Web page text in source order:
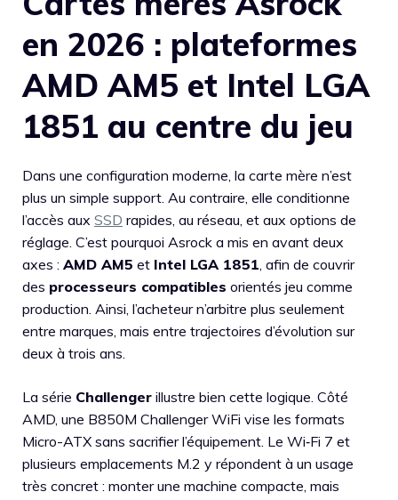
en 2026 : plateformes
AMD AM5 et Intel LGA
1851 au centre du jeu
Dans une configuration moderne, la carte mère n’est
plus un simple support. Au contraire, elle conditionne
l’accès aux SSD rapides, au réseau, et aux options de
réglage. C’est pourquoi Asrock a mis en avant deux
axes : AMD AM5 et Intel LGA 1851, afin de couvrir
des processeurs compatibles orientés jeu comme
production. Ainsi, l’acheteur n’arbitre plus seulement
entre marques, mais entre trajectoires d’évolution sur
deux à trois ans.
La série Challenger illustre bien cette logique. Côté
AMD, une B850M Challenger WiFi vise les formats
Micro-ATX sans sacrifier l’équipement. Le Wi‑Fi 7 et
plusieurs emplacements M.2 y répondent à un usage
très concret : monter une machine compacte, mais